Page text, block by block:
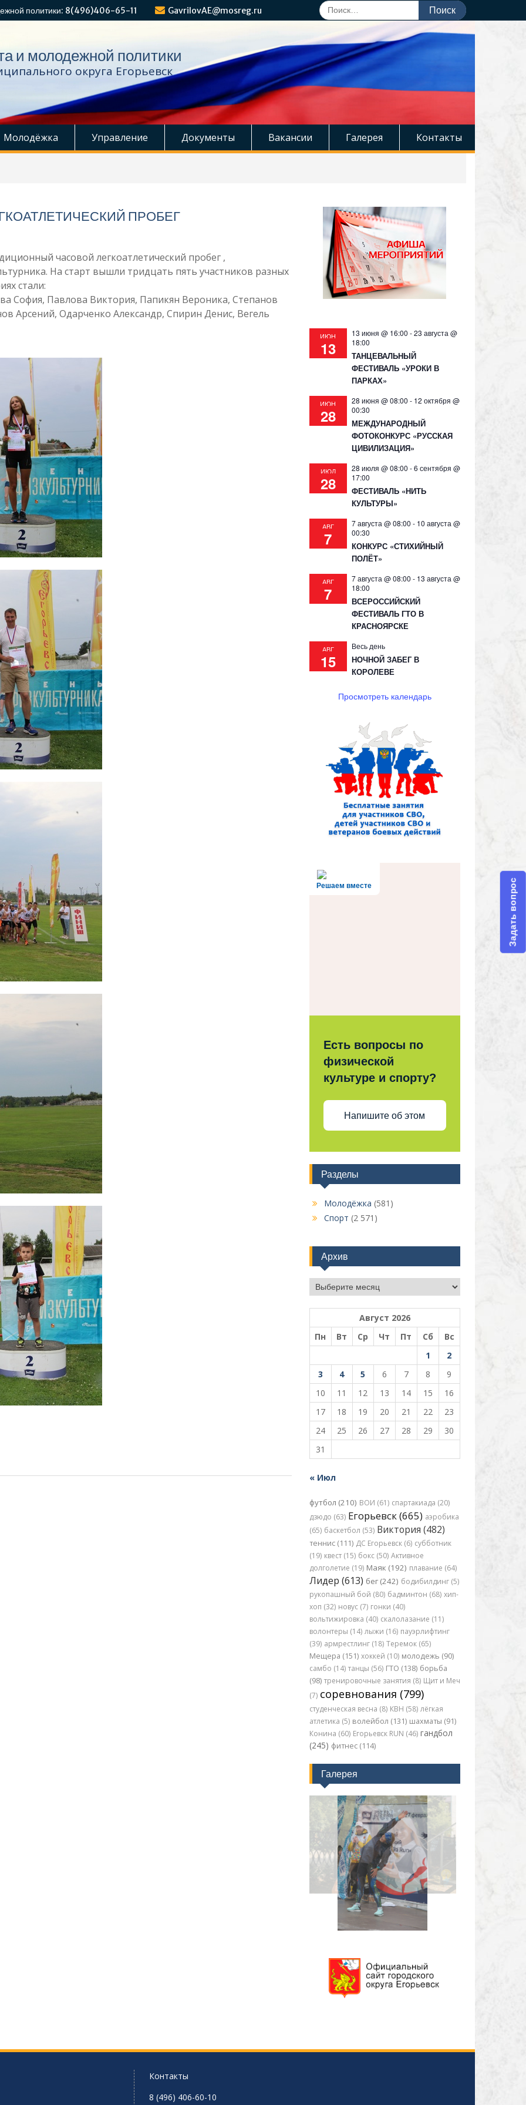
политики: 8(496)406-65-11 GavrilovAE@mosreg.ru
Поиск
по:
и молодежной политики
округа Егорьевск
Молодёжка Управление Документы Вакансии Галерея Контакты
ПРОБЕГ
часовой легкоатлетический пробег ,
На старт вышли тридцать пять участников разных
стали:
София, Павлова Виктория, Папикян Вероника, Степанов
Арсений, Одарченко Александр, Спирин Денис, Вегель
ИЮН
13
13 июня @ 16:00 -23 августа @
18:00
ТАНЦЕВАЛЬНЫЙ
ФЕСТИВАЛЬ «УРОКИ В
ПАРКАХ»
ИЮН
28
28 июня @ 08:00 - 12 октября @
00:30
МЕЖДУНАРОДНЫЙ
ФОТОКОНКУРС «РУССКАЯ
ЦИВИЛИЗАЦИЯ»
ИЮЛ
28
28 июля @ 08:00 -6 сентября @
17:00
ФЕСТИВАЛЬ «НИТЬ
КУЛЬТУРЫ»
АВГ
7
7 августа @ 08:00 - 10 августа @
00:30
КОНКУРС «СТИХИЙНЫЙ
ПОЛЁТ»
АВГ
7
7 августа @ 08:00 - 13 августа @
18:00
ВСЕРОССИЙСКИЙ
ФЕСТИВАЛЬ ГТО В
КРАСНОЯРСКЕ
АВГ
15
Весь день
НОЧНОЙ ЗАБЕГ В
КОРОЛЕВЕ
Просмотреть календарь
Решаем вместе
Есть вопросы по
физической
культуре и спорту?
Напишите об этом
Разделы
Молодёжка (581)
Спорт (2 571)
Архив
Архив
Август 2026
Пн
Вт Ср Чт Пт Сб
Вс
1
2
3
4 5 6 7 8
9
10
11 12 13 14 15
16
17
18 19 20 21 22
23
24
25 26 27 28 29
30
31
« Июл
футбол (210) ВОИ (61) спартакиада (20)
дзюдо (63) Егорьевск (665) аэробика
(65) баскетбол (53) Виктория (482)
теннис (111) ДС Егорьевск (6) субботник
(19) квест (15) бокс (50) Активное
долголетие (19) Маяк (192) плавание (64)
Лидер (613) бег (242) бодибилдинг (5)
рукопашный бой (80) бадминтон (68) хип-
хоп (32) новус (7) гонки (40)
вольтижировка (40) скалолазание (11)
волонтеры (14) лыжи (16) пауэрлифтинг
(39) армрестлинг (18) Теремок (65)
Мещера (151) хоккей (10) молодежь (90)
самбо (14) танцы (56) ГТО (138) борьба
(98) тренировочные занятия (8) Щит и Меч
(7) соревнования (799)
студенческая весна (8) КВН (58) лёгкая
атлетика (5) волейбол (131) шахматы (91)
Конина (60) Егорьевск RUN (46) гандбол
(245) фитнес (114)
Галерея
Контакты
8 (496) 406-60-10
Задать вопрос